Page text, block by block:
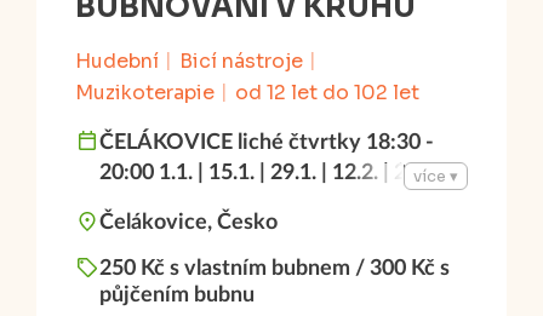
BUBNOVÁNÍ V KRUHU
Hudební
Bicí nástroje
Muzikoterapie
od 12 let do 102 let
ČELÁKOVICE liché čtvrtky 18:30 -
20:00 1.1. | 15.1. | 29.1. | 12.2. | 26.2. |
12.3. | 26.3. | 9.4. | 23.4. | 7.5. | 21.5. |
4.6. | 18.6.
více ▾
Čelákovice, Česko
250 Kč s vlastním bubnem / 300 Kč s
půjčením bubnu